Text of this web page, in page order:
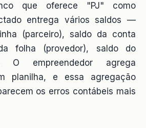
que oferece "PJ" como
entrega vários saldos —
(parceiro), saldo da conta
folha (provedor), saldo do
O empreendedor agrega
planilha, e essa agregação
os erros contábeis mais